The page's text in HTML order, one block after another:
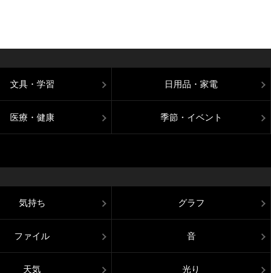
文具・学習 日用品・家電
医療・健康 季節・イベント
気持ち グラフ
ファイル 音
天気 光り